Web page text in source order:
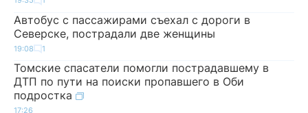
Автобус с пассажирами съехал с дороги в
Северске, пострадали две женщины
19:08 1
Томские спасатели помогли пострадавшему в
ДТП по пути на поиски пропавшего в Оби
подростка
17:26